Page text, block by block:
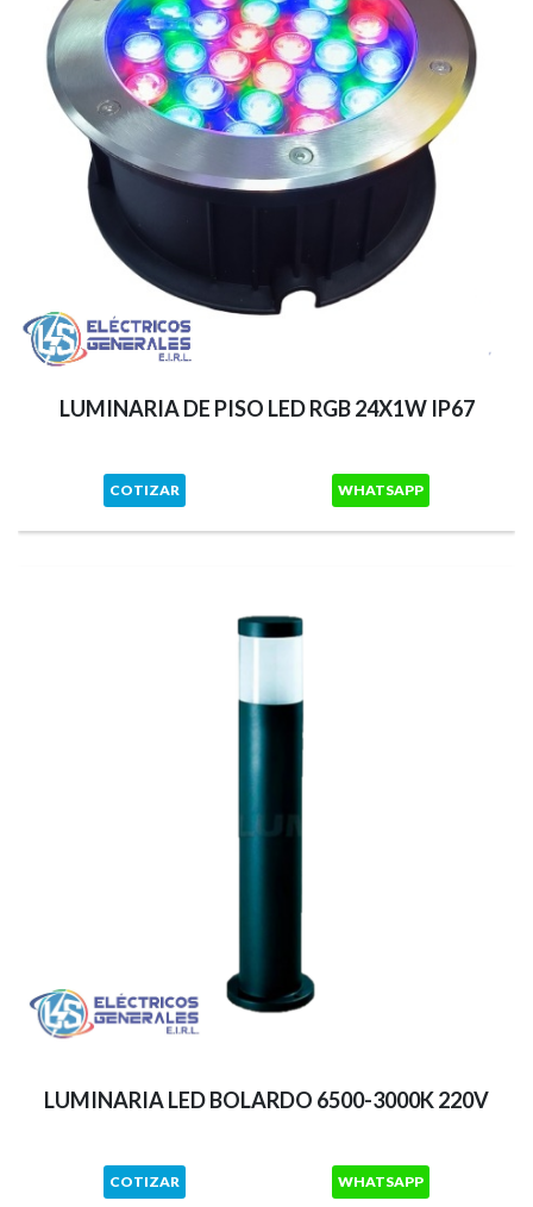
LUMINARIA DE PISO LED RGB 24X1W IP67
COTIZAR WHATSAPP
LUMINARIA LED BOLARDO 6500-3000K 220V
COTIZAR WHATSAPP